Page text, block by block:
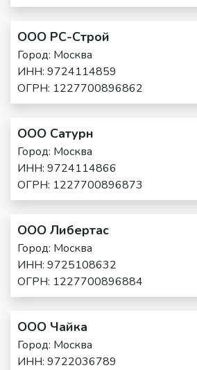
ООО РС-Строй
Город: Москва
ИНН: 9724114859
ОГРН: 1227700896862
ООО Сатурн
Город: Москва
ИНН: 9724114866
ОГРН: 1227700896873
ООО Либертас
Город: Москва
ИНН: 9725108632
ОГРН: 1227700896884
ООО Чайка
Город: Москва
ИНН: 9722036789